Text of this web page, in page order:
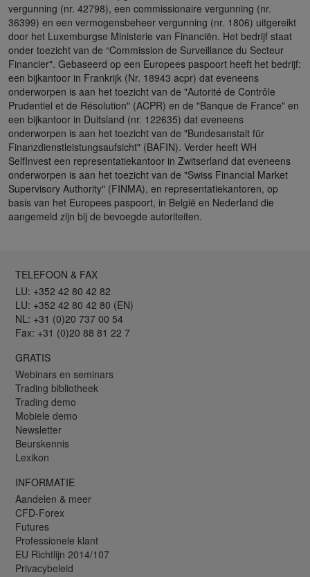
vergunning (nr. 42798), een commissionaire vergunning (nr.
36399) en een vermogensbeheer vergunning (nr. 1806) uitgereikt
door het Luxemburgse Ministerie van Financiën. Het bedrijf staat
onder toezicht van de “Commission de Surveillance du Secteur
Financier". Gebaseerd op een Europees paspoort heeft het bedrijf:
een bijkantoor in Frankrijk (Nr. 18943 acpr) dat eveneens
onderworpen is aan het toezicht van de "Autorité de Contrôle
Prudentiel et de Résolution" (ACPR) en de "Banque de France" en
een bijkantoor in Duitsland (nr. 122635) dat eveneens
onderworpen is aan het toezicht van de "Bundesanstalt für
Finanzdienstleistungsaufsicht" (BAFIN). Verder heeft WH
SelfInvest een representatiekantoor in Zwitserland dat eveneens
onderworpen is aan het toezicht van de "Swiss Financial Market
Supervisory Authority" (FINMA), en representatiekantoren, op
basis van het Europees paspoort, in België en Nederland die
aangemeld zijn bij de bevoegde autoriteiten.
TELEFOON & FAX
LU: +352 42 80 42 82
LU: +352 42 80 42 80 (EN)
NL: +31 (0)20 737 00 54
Fax: +31 (0)20 88 81 22 7
GRATIS
Webinars en seminars
Trading bibliotheek
Trading demo
Mobiele demo
Newsletter
Beurskennis
Lexikon
INFORMATIE
Aandelen & meer
CFD-Forex
Futures
Professionele klant
EU Richtlijn 2014/107
Privacybeleid